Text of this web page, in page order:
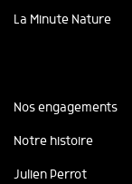
La Minute Nature
Nos engagements
Notre histoire
Julien Perrot